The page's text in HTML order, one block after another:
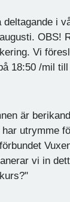
i
OBS!
Vi
18:50 /mil
är
utrymme
vi in